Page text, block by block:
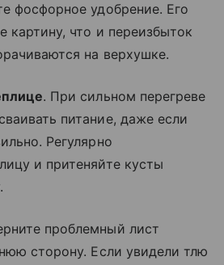
фосфорное удобрение. Его
картину, что и переизбыток
на верхушке.
. При сильном перегреве
питание, даже если
Регулярно
и притеняйте кусты
проблемный лист
сторону. Если увидели тлю